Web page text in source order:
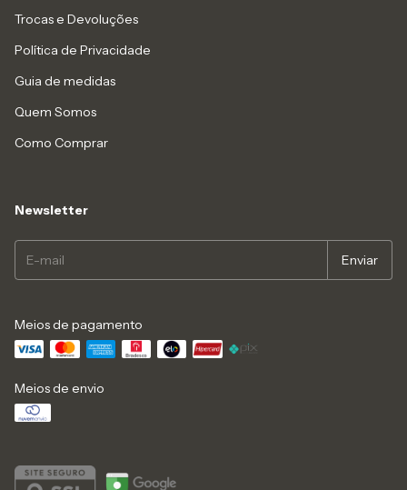
Trocas e Devoluções
Política de Privacidade
Guia de medidas
Quem Somos
Como Comprar
Newsletter
Meios de pagamento
Meios de envio